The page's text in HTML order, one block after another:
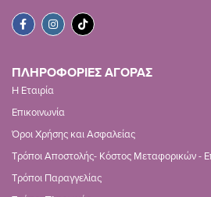
ΠΛΗΡΟΦΟΡΙΕΣ ΑΓΟΡΑΣ
Η Εταιρία
Επικοινωνία
Όροι Χρήσης και Ασφαλείας
Τρόποι Αποστολής- Κόστος Μεταφορικών -
Τρόποι Παραγγελίας